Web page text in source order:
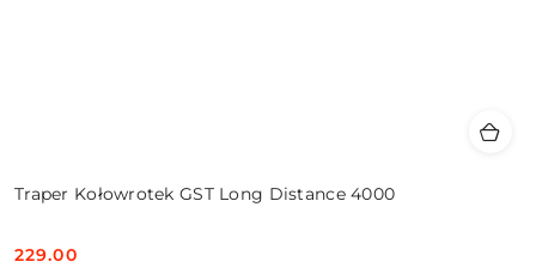
Traper Kołowrotek GST Long Distance 4000
229.00